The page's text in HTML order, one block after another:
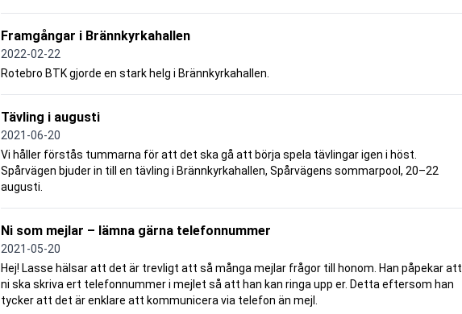
Framgångar i Brännkyrkahallen
2022-02-22
Rotebro BTK gjorde en stark helg i Brännkyrkahallen.
Tävling i augusti
2021-06-20
Vi håller förstås tummarna för att det ska gå att börja spela tävlingar igen i höst.
Spårvägen bjuder in till en tävling i Brännkyrkahallen, Spårvägens sommarpool, 20–22
augusti.
Ni som mejlar – lämna gärna telefonnummer
2021-05-20
Hej! Lasse hälsar att det är trevligt att så många mejlar frågor till honom. Han påpekar att
ni ska skriva ert telefonnummer i mejlet så att han kan ringa upp er. Detta eftersom han
tycker att det är enklare att kommunicera via telefon än mejl.